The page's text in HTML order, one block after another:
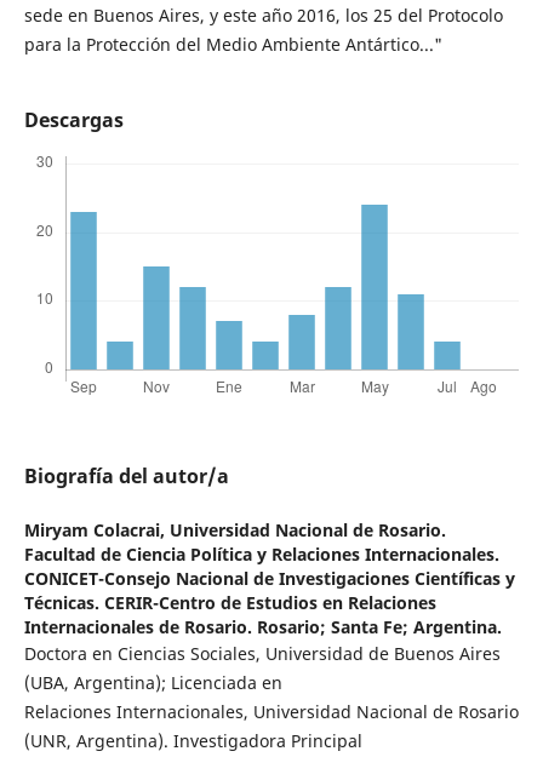
sede en Buenos Aires, y este año 2016, los 25 del Protocolo
para la Protección del Medio Ambiente Antártico..."
Descargas
Biografía del autor/a
Miryam Colacrai, Universidad Nacional de Rosario.
Facultad de Ciencia Política y Relaciones Internacionales.
CONICET-Consejo Nacional de Investigaciones Científicas y
Técnicas. CERIR-Centro de Estudios en Relaciones
Internacionales de Rosario. Rosario; Santa Fe; Argentina.
Doctora en Ciencias Sociales, Universidad de Buenos Aires
(UBA, Argentina); Licenciada en
Relaciones Internacionales, Universidad Nacional de Rosario
(UNR, Argentina). Investigadora Principal